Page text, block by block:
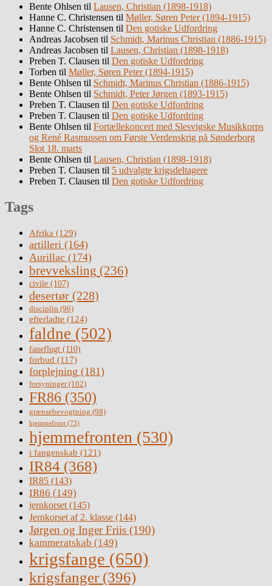
Bente Ohlsen til Lausen, Christian (1898-1918)
Hanne C. Christensen til Møller, Søren Peter (1894-1915)
Hanne C. Christensen til Den gotiske Udfordring
Andreas Jacobsen til Schmidt, Marinus Christian (1886-1915)
Andreas Jacobsen til Lausen, Christian (1898-1918)
Preben T. Clausen til Den gotiske Udfordring
Torben til Møller, Søren Peter (1894-1915)
Bente Ohlsen til Schmidt, Marinus Christian (1886-1915)
Bente Ohlsen til Schmidt, Peter Jørgen (1893-1915)
Preben T. Clausen til Den gotiske Udfordring
Preben T. Clausen til Den gotiske Udfordring
Bente Ohlsen til Fortællekoncert med Slesvigske Musikkorps
og René Rasmussen om Første Verdenskrig på Sønderborg
Slot 18. marts
Bente Ohlsen til Lausen, Christian (1898-1918)
Preben T. Clausen til 5 udvalgte krigsdeltagere
Preben T. Clausen til Den gotiske Udfordring
Tags
Afrika (129)
artilleri (164)
Aurillac (174)
brevveksling (236)
civile (107)
desertør (228)
disciplin (96)
efterladte (124)
faldne (502)
faneflugt (110)
forbud (117)
forplejning (181)
forsyninger(102)
FR86 (350)
grænsebevogtning (98)
hjemmefront (73)
hjemmefronten (530)
i fangenskab (121)
IR84 (368)
IR85 (143)
IR86 (149)
jernkorset (145)
Jernkorset af 2. klasse (144)
Jørgen og Inger Friis (190)
kammeratskab (149)
krigsfange (650)
krigsfanger (396)